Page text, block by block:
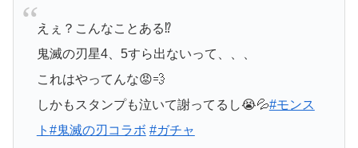
えぇ？こんなことある⁉️
鬼滅の刃星4、5すら出ないって、、、
これはやってんな😡💨
しかもスタンプも泣いて謝ってるし😭💦#モンス
ト #鬼滅の刃コラボ #ガチャ